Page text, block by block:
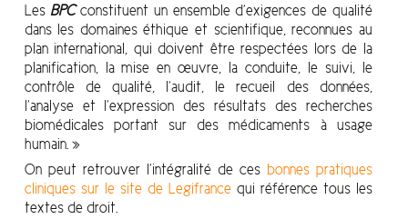
Les BPCconstituent un ensemble d’exigences de qualité
dans les domaines éthique et scientifique, reconnues au
plan international, qui doivent être respectées lors de la
planification, la mise en œuvre, la conduite, le suivi, le
contrôle de qualité, l’audit, le recueil des données,
l’analyse et l’expression des résultats des recherches
biomédicales portant sur des médicaments à usage
humain. »
On peut retrouver l’intégralité de ces bonnes pratiques
cliniques sur le site de Legifrancequi référence tous les
textes de droit.